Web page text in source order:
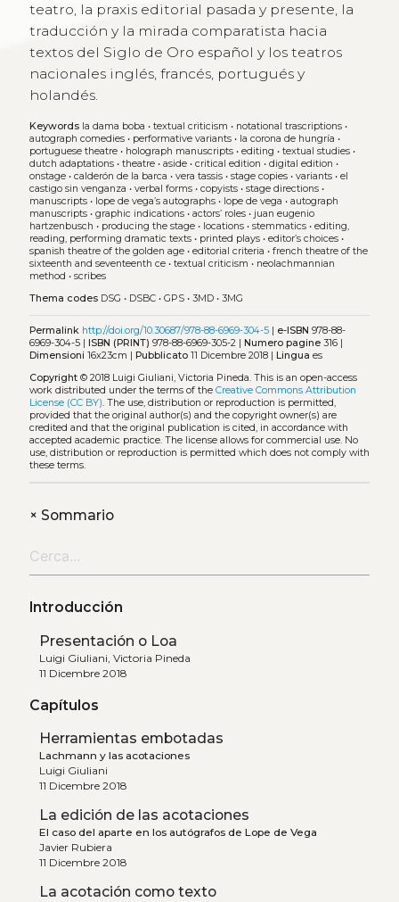
teatro, la praxis editorial pasada y presente, la
traducción y la mirada comparatista hacia
textos del Siglo de Oro español y los teatros
nacionales inglés, francés, portugués y
holandés.
Keywords la dama boba • textual criticism • notational trascriptions•
autograph comedies• performative variants• la corona de hungría •
portuguese theatre• holograph manuscripts• editing • textual studies•
dutch adaptations• theatre• aside• critical edition • digital edition •
onstage• calderón de la barca • vera tassis• stage copies• variants• el
castigo sin venganza • verbal forms• copyists• stage directions•
manuscripts• lope de vega’s autographs• lope de vega • autograph
manuscripts• graphic indications• actors’ roles• juan eugenio
hartzenbusch • producing the stage• locations• stemmatics• editing,
reading, performing dramatic texts• printed plays• editor’s choices•
spanish theatre of the golden age• editorial criteria • french theatre of the
sixteenth and seventeenth ce• textual criticism • neolachmannian
method • scribes
Thema codes DSG • DSBC• GPS• 3MD• 3MG
Permalink http://doi.org/10.30687/978-88-6969-304-5| e-ISBN 978-88-
6969-304-5 |
ISBN (PRINT) 978-88-6969-305-2 | Numero pagine316 |
Dimensioni16x23cm | Pubblicato11 Dicembre 2018 | Lingua es
Copyright© 2018 Luigi Giuliani, Victoria Pineda. This is an open-access
work distributed under the terms of the Creative Commons Attribution
License (CC BY). The use, distribution or reproduction is permitted,
provided that the original author(s) and the copyright owner(s) are
credited and that the original publication is cited, in accordance with
accepted academic practice. The license allows for commercial use. No
use, distribution or reproduction is permitted which does not comply with
these terms.
+Sommario
Introducción
Presentación o Loa
Luigi Giuliani, Victoria Pineda
11 Dicembre 2018
Capítulos
Herramientas embotadas
Lachmann y las acotaciones
Luigi Giuliani
11 Dicembre 2018
La edición de las acotaciones
El caso del aparte en los autógrafos de Lope de Vega
Javier Rubiera
11 Dicembre 2018
La acotación como texto